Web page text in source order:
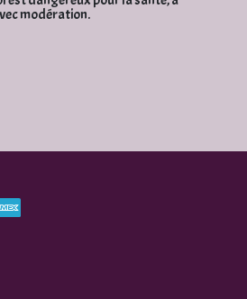
modération.